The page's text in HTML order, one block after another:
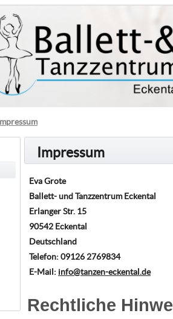
Impressum
Eva Grote
Ballett- und Tanzzentrum Eckental
Erlanger Str. 15
90542 Eckental
Deutschland
Telefon: 09126 2769834
E-Mail: info@tanzen-eckental.de
Rechtliche